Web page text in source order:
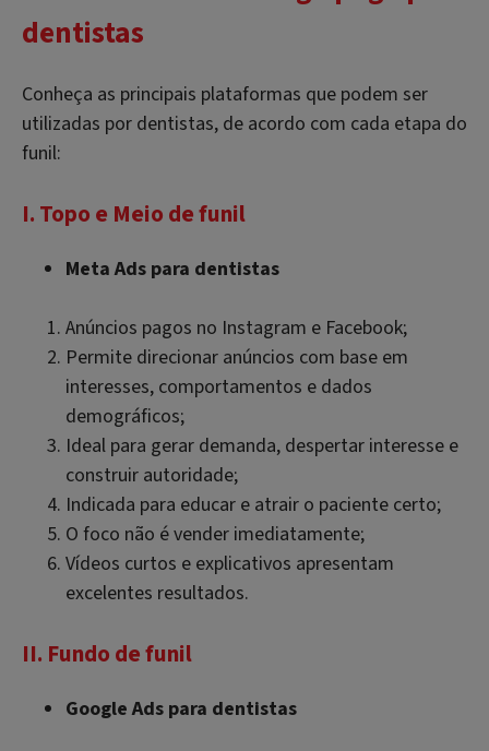
dentistas
Conheça as principais plataformas que podem ser
utilizadas por dentistas, de acordo com cada etapa do
funil:
I. Topo e Meio de funil
Meta Ads para dentistas
Anúncios pagos no Instagram e Facebook;
Permite direcionar anúncios com base em
interesses, comportamentos e dados
demográficos;
Ideal para gerar demanda, despertar interesse e
construir autoridade;
Indicada para educar e atrair o paciente certo;
O foco não é vender imediatamente;
Vídeos curtos e explicativos apresentam
excelentes resultados.
II. Fundo de funil
Google Ads para dentistas